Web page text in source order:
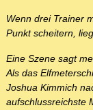
Wenn drei Trainer
Punkt scheitern,
Eine Szene sagt
Als das
Joshua Kimmich
aufschlussreichste